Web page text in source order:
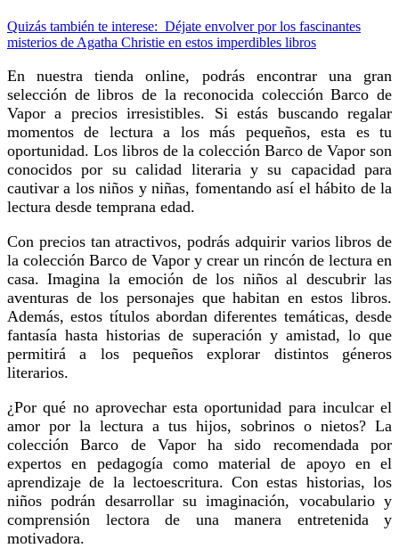
Quizás también te interese: Déjate envolver por los fascinantes
misterios de Agatha Christie en estos imperdibles libros
En nuestra tienda online, podrás encontrar una gran
selección de libros de la reconocida colección Barco de
Vapor a precios irresistibles. Si estás buscando regalar
momentos de lectura a los más pequeños, esta es tu
oportunidad. Los libros de la colección Barco de Vapor son
conocidos por su calidad literaria y su capacidad para
cautivar a los niños y niñas, fomentando así el hábito de la
lectura desde temprana edad.
Con precios tan atractivos, podrás adquirir varios libros de
la colección Barco de Vapor y crear un rincón de lectura en
casa. Imagina la emoción de los niños al descubrir las
aventuras de los personajes que habitan en estos libros.
Además, estos títulos abordan diferentes temáticas, desde
fantasía hasta historias de superación y amistad, lo que
permitirá a los pequeños explorar distintos géneros
literarios.
¿Por qué no aprovechar esta oportunidad para inculcar el
amor por la lectura a tus hijos, sobrinos o nietos? La
colección Barco de Vapor ha sido recomendada por
expertos en pedagogía como material de apoyo en el
aprendizaje de la lectoescritura. Con estas historias, los
niños podrán desarrollar su imaginación, vocabulario y
comprensión lectora de una manera entretenida y
motivadora.